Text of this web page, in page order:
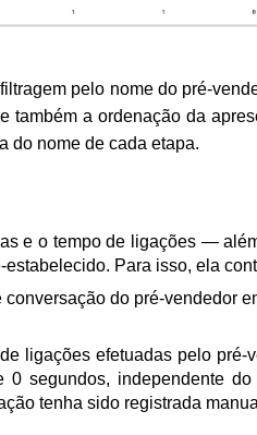
pelo nome do pré-
também a ordenação da
do nome de cada etapa.
e o tempo de ligações —
Para isso, ela
do pré-vendedor
ligações efetuadas pelo pré-
0 segundos, independente
tenha sido registrada